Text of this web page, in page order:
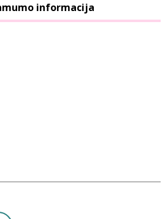
informacija